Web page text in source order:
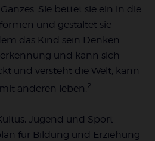
Sie bettet sie ein in die
und gestaltet sie
das Kind sein Denken
und kann sich
und versteht die Welt, kann
anderen leben.2
Jugend und Sport
für Bildung und Erziehung